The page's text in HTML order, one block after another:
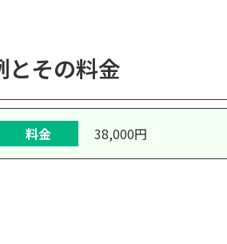
その料金
料金 38,000円